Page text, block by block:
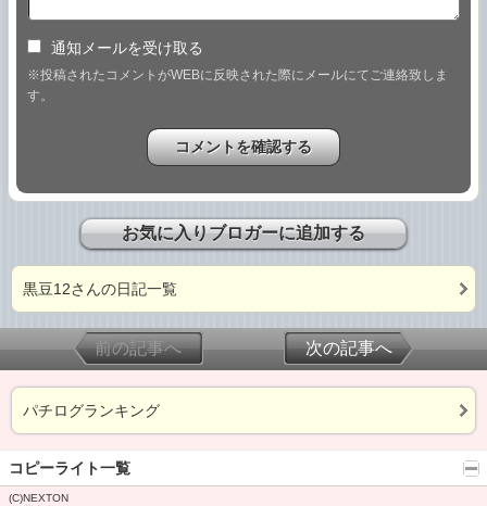
通知メールを受け取る
※投稿されたコメントがWEBに反映された際にメールにてご連絡致しま
す。
お気に入りブロガーに追加する
黒豆12さんの日記一覧
前の記事へ 次の記事へ
パチログランキング
コピーライト一覧
(C)NEXTON